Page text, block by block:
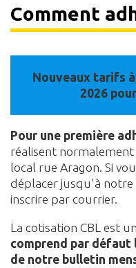
Comment
Nouveaux tarifs
2026
Pour une première
réalisent normalement
local rue Aragon. Si
déplacer jusqu'à notre
inscrire par courrier.
La cotisation CBL est
comprend par
de notre bulletin